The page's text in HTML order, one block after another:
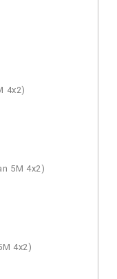
4x2)
5M 4x2)
4x2)